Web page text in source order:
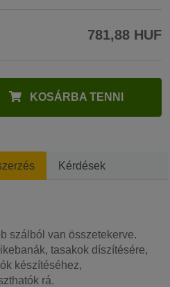
781,88 HUF
KOSÁRBA TENNI
Kérdések
szálból van összetekerve.
tasakok díszítésére,
készítéséhez,
rá.